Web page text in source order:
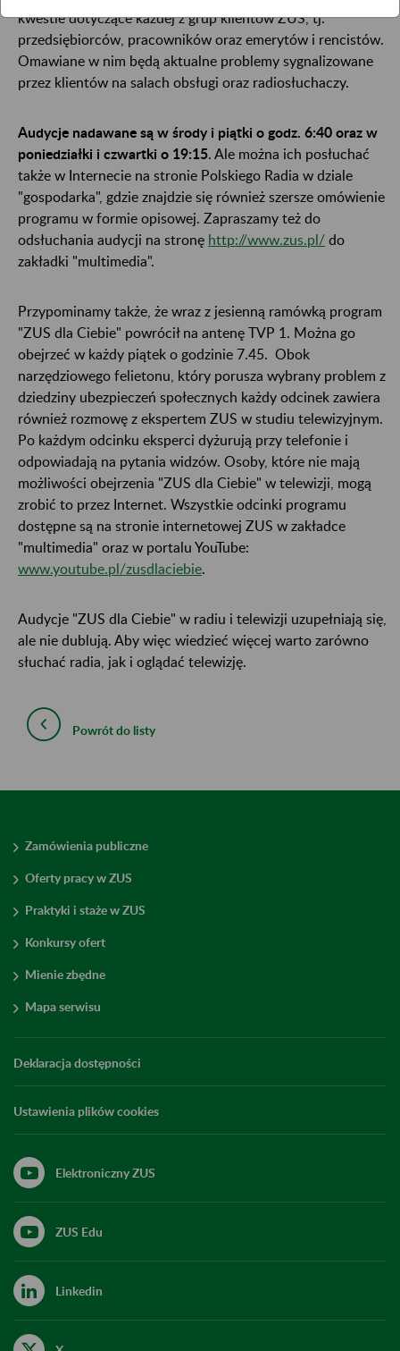
kwestie dotyczące każdej z grup klientów ZUS, tj.
przedsiębiorców, pracowników oraz emerytów i rencistów.
Omawiane w nim będą aktualne problemy sygnalizowane
przez klientów na salach obsługi oraz radiosłuchaczy.
Audycje nadawane są w środy i piątki o godz. 6:40 oraz w
poniedziałki i czwartki o 19:15. Ale można ich posłuchać
także w Internecie na stronie Polskiego Radia w dziale
"gospodarka", gdzie znajdzie się również szersze omówienie
programu w formie opisowej. Zapraszamy też do
odsłuchania audycji na stronę http://www.zus.pl/ do
zakładki "multimedia".
Przypominamy także, że wraz z jesienną ramówką program
"ZUS dla Ciebie" powrócił na antenę TVP 1. Można go
obejrzeć w każdy piątek o godzinie 7.45. Obok
narzędziowego felietonu, który porusza wybrany problem z
dziedziny ubezpieczeń społecznych każdy odcinek zawiera
również rozmowę z ekspertem ZUS w studiu telewizyjnym.
Po każdym odcinku eksperci dyżurują przy telefonie i
odpowiadają na pytania widzów. Osoby, które nie mają
możliwości obejrzenia "ZUS dla Ciebie" w telewizji, mogą
zrobić to przez Internet. Wszystkie odcinki programu
dostępne są na stronie internetowej ZUS w zakładce
"multimedia" oraz w portalu YouTube:
www.youtube.pl/zusdlaciebie.
Audycje "ZUS dla Ciebie" w radiu i telewizji uzupełniają się,
ale nie dublują. Aby więc wiedzieć więcej warto zarówno
słuchać radia, jak i oglądać telewizję.
Powrót do listy
Zamówienia publiczne
Oferty pracy w ZUS
Praktyki i staże w ZUS
Konkursy ofert
Mienie zbędne
Mapa serwisu
Deklaracja dostępności
Ustawienia plików cookies
Elektroniczny ZUS
ZUS Edu
Linkedin